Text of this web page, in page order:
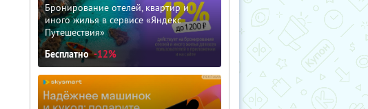
Бронирование отелей, квартир и
иного жилья в сервисе «Яндекс
Путешествия»
Бесплатно -12%